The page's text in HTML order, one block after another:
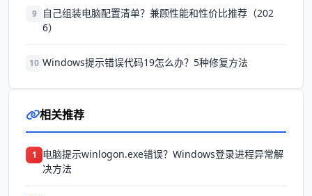
9
自己组装电脑配置清单？兼顾性能和性价比推荐（202
6）
10 Windows提示错误代码19怎么办？5种修复方法
相关推荐
1
电脑提示winlogon.exe错误？Windows登录进程异常解
决方法